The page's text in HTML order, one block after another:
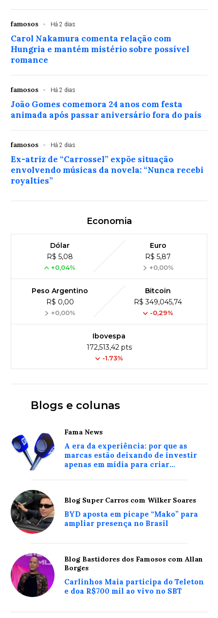
famosos Há 2 dias
Carol Nakamura comenta relação com
Hungria e mantém mistério sobre possível
romance
famosos Há 2 dias
João Gomes comemora 24 anos com festa
animada após passar aniversário fora do país
famosos Há 2 dias
Ex-atriz de “Carrossel” expõe situação
envolvendo músicas da novela: “Nunca recebi
royalties”
Economia
Dólar
R$ 5,08
+0,04%
Euro
R$ 5,87
+0,00%
Peso Argentino
R$ 0,00
+0,00%
Bitcoin
R$ 349,045,74
-0,29%
Ibovespa
172,513,42 pts
-1.73%
Blogs e colunas
Fama News
A era da experiência: por que as
marcas estão deixando de investir
apenas em mídia para criar
Blog Super Carros com Wilker Soares
BYD aposta em picape “Mako” para
ampliar presença no Brasil
Blog Bastidores dos Famosos com Allan
Borges
Carlinhos Maia participa do Teleton
e doa R$700 mil ao vivo no SBT